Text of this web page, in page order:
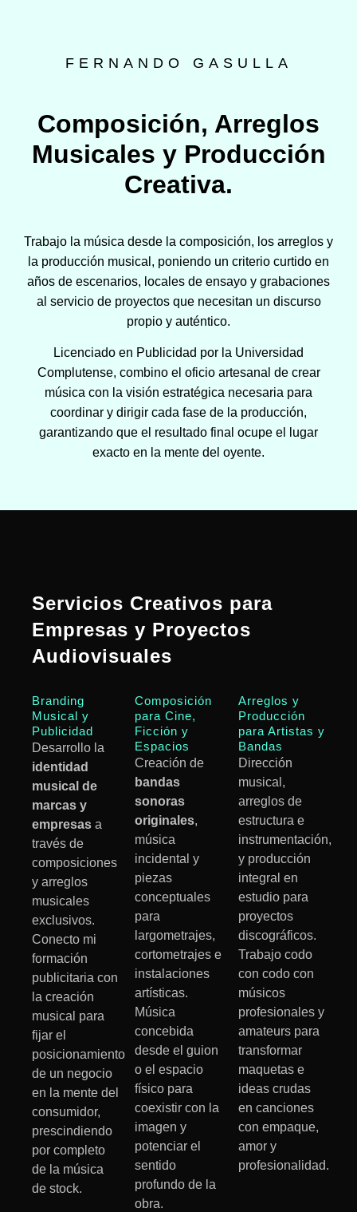
FERNANDO GASULLA
Composición, Arreglos
Musicales y Producción
Creativa.
Trabajo la música desde la composición, los arreglos y
la producción musical, poniendo un criterio curtido en
años de escenarios, locales de ensayo y grabaciones
al servicio de proyectos que necesitan un discurso
propio y auténtico.
Licenciado en Publicidad por la Universidad
Complutense, combino el oficio artesanal de crear
música con la visión estratégica necesaria para
coordinar y dirigir cada fase de la producción,
garantizando que el resultado final ocupe el lugar
exacto en la mente del oyente.
Servicios Creativos para
Empresas y Proyectos
Audiovisuales
Branding
Musical y
Publicidad
Desarrollo la
identidad
musical de
marcas y
empresas a
través de
composiciones
y arreglos
musicales
exclusivos.
Conecto mi
formación
publicitaria con
la creación
musical para
fijar el
posicionamiento
de un negocio
en la mente del
consumidor,
prescindiendo
por completo
de la música
de stock.
Composición
para Cine,
Ficción y
Espacios
Creación de
bandas
sonoras
originales,
música
incidental y
piezas
conceptuales
para
largometrajes,
cortometrajes e
instalaciones
artísticas.
Música
concebida
desde el guion
o el espacio
físico para
coexistir con la
imagen y
potenciar el
sentido
profundo de la
obra.
Arreglos y
Producción
para Artistas y
Bandas
Dirección
musical,
arreglos de
estructura e
instrumentación,
y producción
integral en
estudio para
proyectos
discográficos.
Trabajo codo
con codo con
músicos
profesionales y
amateurs para
transformar
maquetas e
ideas crudas
en canciones
con empaque,
amor y
profesionalidad.